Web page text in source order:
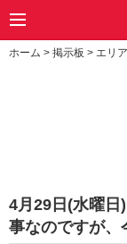
ホーム > 掲示板 > エリ
4月29日(水曜
事なのですが、